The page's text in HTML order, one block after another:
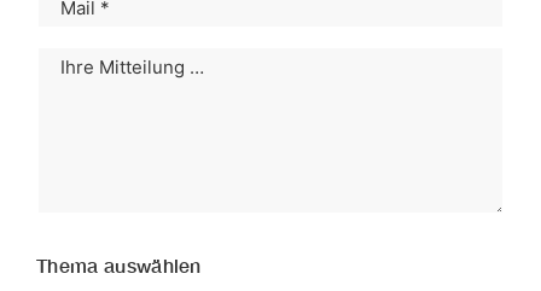
Thema auswählen